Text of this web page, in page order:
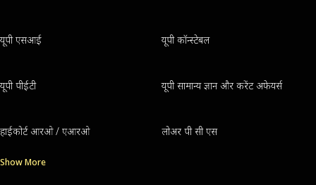
यूपी एसआई यूपी कॉन्स्टेबल
यूपी पीईटी यूपी सामान्य ज्ञान और करेंट अफेयर्स
हाईकोर्ट आरओ / एआरओ लोअर पी सी एस
Show More